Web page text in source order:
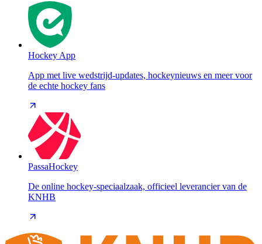
Hockey App
App met live wedstrijd-updates, hockeynieuws en meer voor
de echte hockey fans
PassaHockey
De online hockey-speciaalzaak, officieel leverancier van de
KNHB